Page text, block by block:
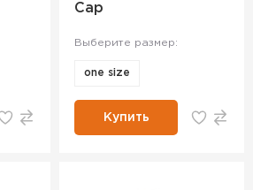
Cap
Выберите размер:
one size
Купить